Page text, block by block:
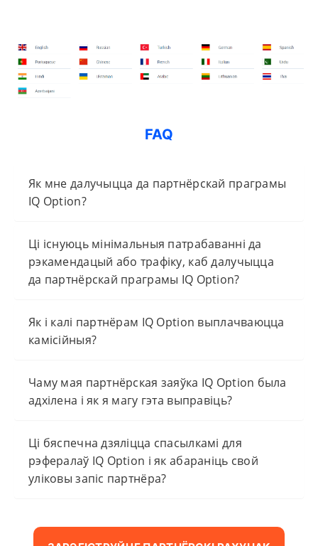
FAQ
Як мне далучыцца да партнёрскай праграмы
IQ Option?
Ці існуюць мінімальныя патрабаванні да
рэкамендацый або трафіку, каб далучыцца
да партнёрскай праграмы IQ Option?
Як і калі партнёрам IQ Option выплачваюцца
камісійныя?
Чаму мая партнёрская заяўка IQ Option была
адхілена і як я магу гэта выправіць?
Ці бяспечна дзяліцца спасылкамі для
рэфералаў IQ Option і як абараніць свой
уліковы запіс партнёра?